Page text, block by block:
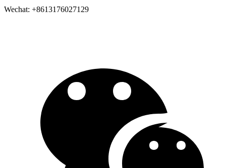
Wechat: +8613176027129